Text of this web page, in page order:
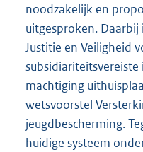
noodzakelijk en
uitgesproken. Daarbij
Justitie en Veiligheid
machtiging
wetsvoorstel
jeugdbescherming.
huidige systeem